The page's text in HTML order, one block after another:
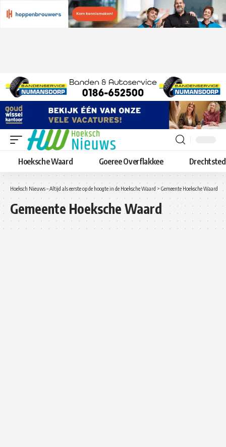
Hoeksche Waard Goeree Overflakkee
Hoeksch Nieuws – Altijd als eerste op de hoogte in de Hoeksche Waard > Gemeente Hoeksche Waard
Gemeente Hoeksche Waard